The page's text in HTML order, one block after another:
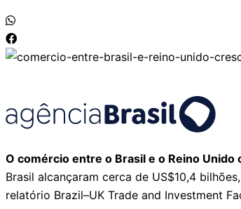
O comércio entre o Brasil e o Reino
Brasil alcançaram cerca de US$10,4
relatório Brazil–UK Trade and Investment